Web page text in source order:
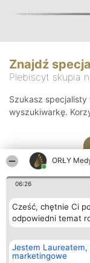
ORŁY
06:26
Cześć, chętnie Ci
odpowiedni temat
Jestem Laureatem,
marketingowe
Znajdź
Plebiscyt skupia
Szukasz
wyszukiwarkę.
Organizator plebiscytu
Bright Side Solutions sp. z o.
o. sp. k.